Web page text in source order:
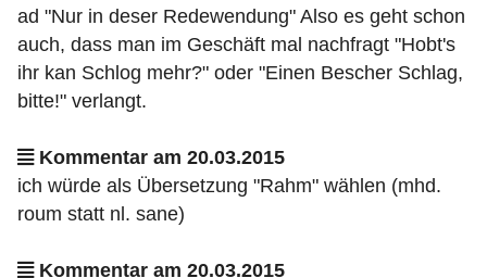
ad "Nur in deser Redewendung" Also es geht schon
auch, dass man im Geschäft mal nachfragt "Hobt's
ihr kan Schlog mehr?" oder "Einen Bescher Schlag,
bitte!" verlangt.
Kommentar am 20.03.2015
ich würde als Übersetzung "Rahm" wählen (mhd.
roum statt nl. sane)
Kommentar am 20.03.2015